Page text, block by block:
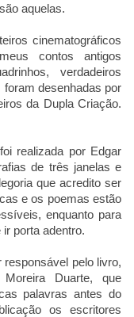
aquelas.
cinematográficos
contos antigos
verdadeiros
desenhadas por
da Dupla Criação.
realizada por Edgar
de três janelas e
que acredito ser
e os poemas estão
enquanto para
porta adentro.
responsável pelo livro,
Duarte, que
palavras antes do
os escritores